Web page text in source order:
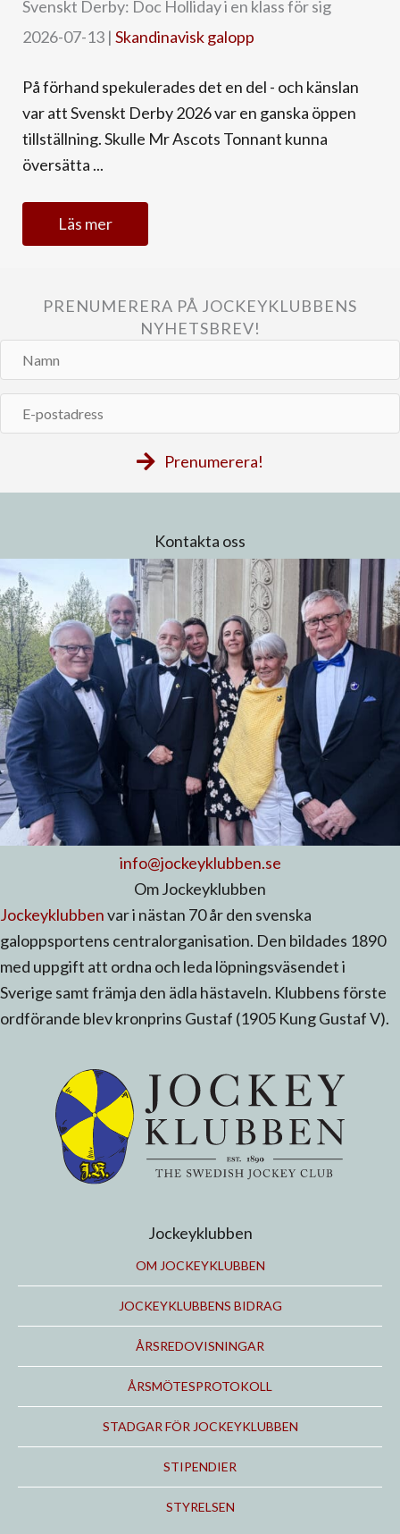
Svenskt Derby: Doc Holliday i en klass för sig
2026-07-13 | Skandinavisk galopp
På förhand spekulerades det en del - och känslan
var att Svenskt Derby 2026 var en ganska öppen
tillställning. Skulle Mr Ascots Tonnant kunna
översätta ...
Läs mer
PRENUMERERA PÅ JOCKEYKLUBBENS
NYHETSBREV!
Namn
postadress
Prenumerera!
Kontakta oss
info@jockeyklubben.se
Om Jockeyklubben
Jockeyklubbenvar i nästan 70 år den svenska
galoppsportens centralorganisation. Den bildades 1890
med uppgift att ordna och leda löpningsväsendet i
Sverige samt främja den ädla hästaveln. Klubbens förste
ordförande blev kronprins Gustaf (1905 Kung Gustaf V).
Jockeyklubben
OM JOCKEYKLUBBEN
JOCKEYKLUBBENS BIDRAG
ÅRSREDOVISNINGAR
ÅRSMÖTESPROTOKOLL
STADGAR FÖR JOCKEYKLUBBEN
STIPENDIER
STYRELSEN